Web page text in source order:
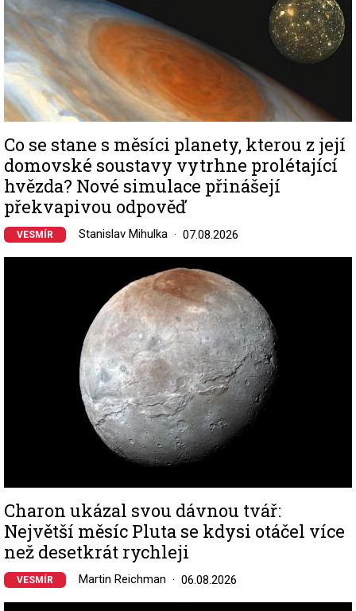
Co se stane s měsíci planety, kterou z její
domovské soustavy vytrhne prolétající
hvězda? Nové simulace přinášejí
překvapivou odpověď
VESMÍR Stanislav Mihulka 07.08.2026
Charon ukázal svou dávnou tvář:
Největší měsíc Pluta se kdysi otáčel více
než desetkrát rychleji
VESMÍR Martin Reichman 06.08.2026